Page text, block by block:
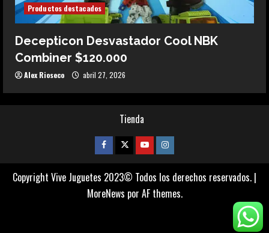
Productos destacados
Decepticon Desvastador Cool NBK
Combiner $120.000
Alex Rioseco abril 27, 2026
Tienda
Facebook
TwitterYoutubeInstagram
Copyright Vive Juguetes 2023© Todos los derechos reservados. |
MoreNews por AF themes.